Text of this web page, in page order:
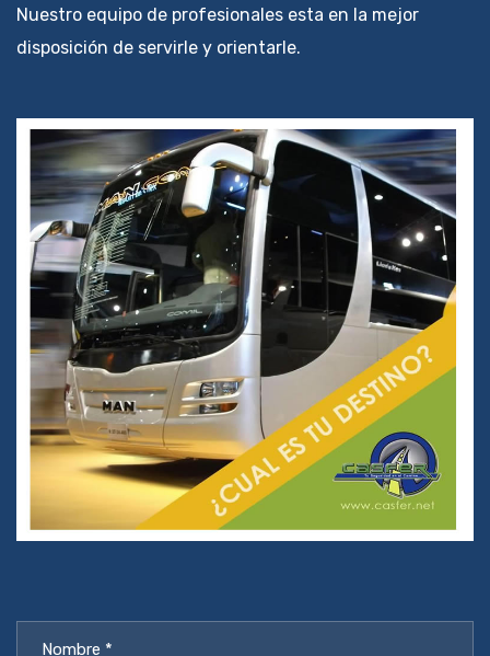
Nuestro equipo de profesionales esta en la mejor
disposición de servirle y orientarle.